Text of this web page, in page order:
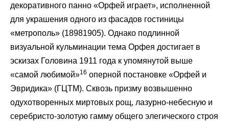
декоративного панно «Орфей играет», исполненной
для украшения одного из фасадов гостиницы
«метрополь» (18981905). Однако подлинной
визуальной кульминации тема Орфея достигает в
эскизах Головина 1911 года к упомянутой выше
«самой любимой»16 оперной постановке «Орфей и
Эвридика» (ГЦТМ). Сквозь призму возвышенно
одухотворенных миртовых рощ, лазурно-небесную и
серебристо-золотую гамму общего элегического строя